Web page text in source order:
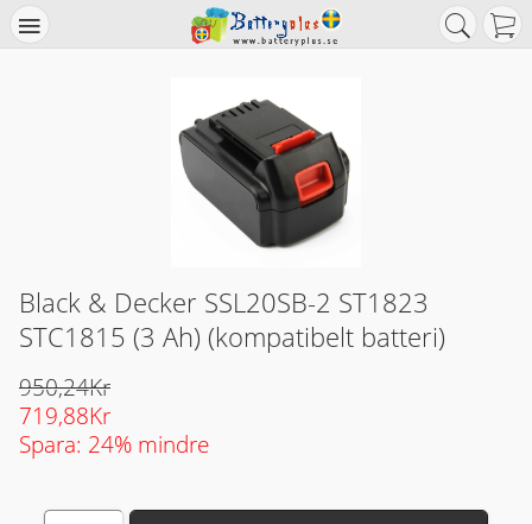
Black & Decker SSL20SB-2 ST1823
STC1815 (3 Ah) (kompatibelt batteri)
950,24Kr
719,88Kr
Spara: 24% mindre